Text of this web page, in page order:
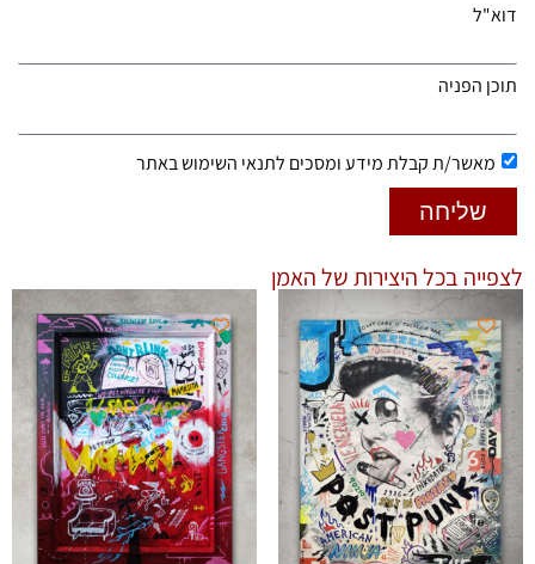
דוא"ל
תוכן הפניה
מאשר/ת קבלת מידע ומסכים לתנאי השימוש באתר
שליחה
לצפייה בכל היצירות של האמן